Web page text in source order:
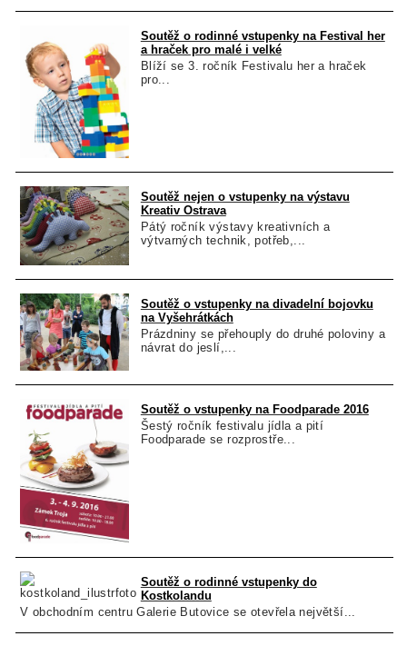
Soutěž o rodinné vstupenky na Festival her
a hraček pro malé i velké
Blíží se 3. ročník Festivalu her a hraček
pro...
Soutěž nejen o vstupenky na výstavu
Kreativ Ostrava
Pátý ročník výstavy kreativních a
výtvarných technik, potřeb,...
Soutěž o vstupenky na divadelní bojovku
na Vyšehrátkách
Prázdniny se přehouply do druhé poloviny a
návrat do jeslí,...
Soutěž o vstupenky na Foodparade 2016
Šestý ročník festivalu jídla a pití
Foodparade se rozprostře...
Soutěž o rodinné vstupenky do
Kostkolandu
V obchodním centru Galerie Butovice se otevřela největší...